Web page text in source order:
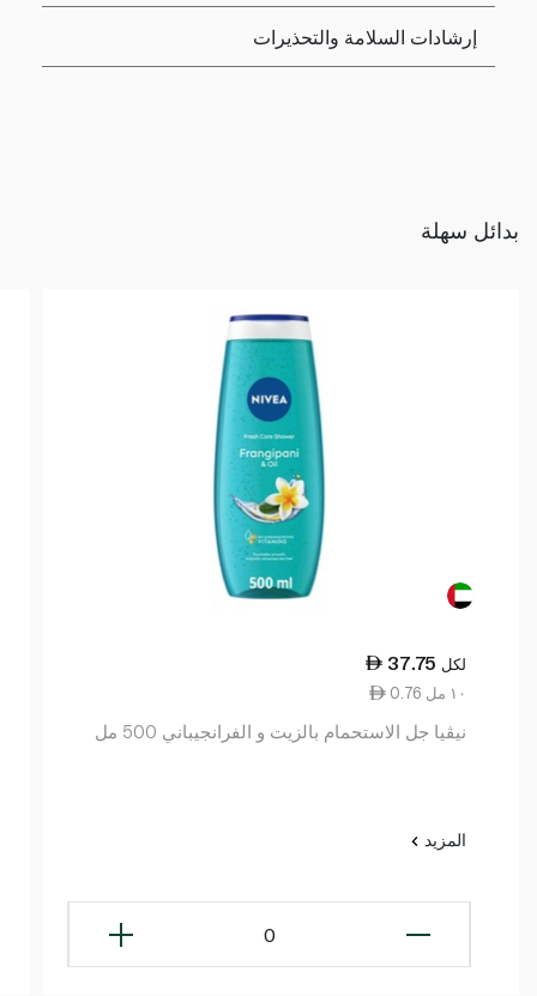
إرشادات السلامة والتحذيرات
بدائل سهلة
37.75 لكل
0.76 ١٠ مل
نيڤيا جل الاستحمام بالزيت و الفرانجيباني 500 مل
المزيد
0